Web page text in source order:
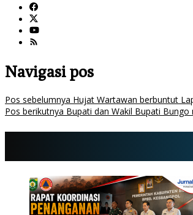
Navigasi pos
Pos sebelumnya Hujat Wartawan berbuntut
Pos berikutnya Bupati dan Wakil Bupati